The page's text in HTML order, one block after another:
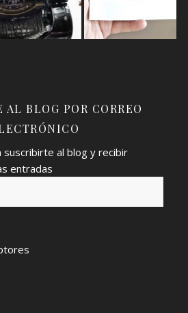
AL BLOG POR CORREO
al blog y recibir
entradas